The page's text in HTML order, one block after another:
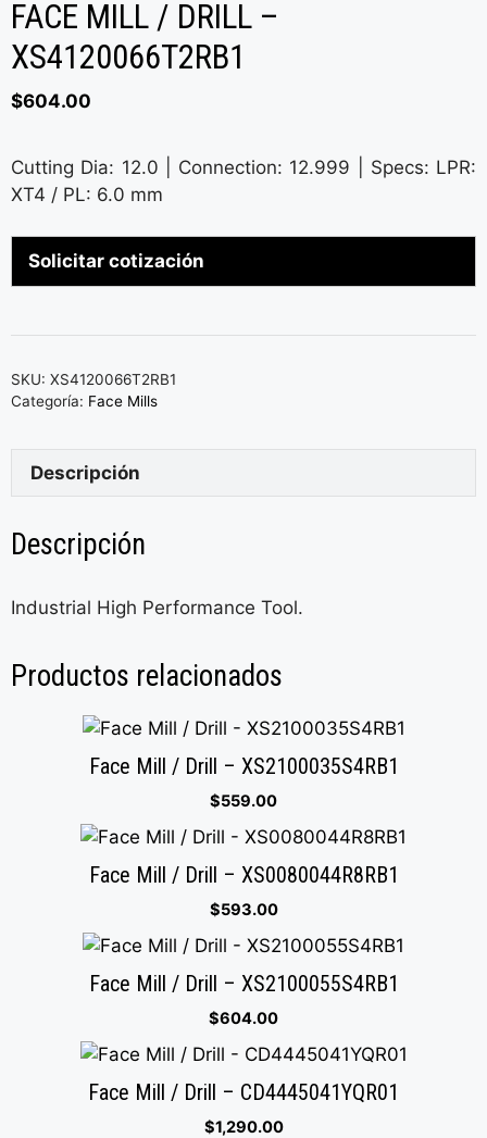
FACE MILL / DRILL –
XS4120066T2RB1
$604.00
Cutting Dia: 12.0 | Connection: 12.999 | Specs: LPR:
XT4 / PL: 6.0 mm
Solicitar cotización
SKU: XS4120066T2RB1
Categoría: Face Mills
Descripción
Descripción
Industrial High Performance Tool.
Productos relacionados
Face Mill / Drill – XS2100035S4RB1
$559.00
Face Mill / Drill – XS0080044R8RB1
$593.00
Face Mill / Drill – XS2100055S4RB1
$604.00
Face Mill / Drill – CD4445041YQR01
$1,290.00